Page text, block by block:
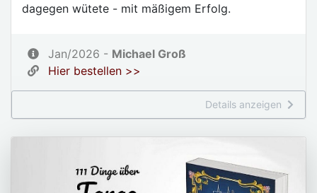
dagegen wütete - mit mäßigem Erfolg.
Jan/2026 - Michael Groß
Hier bestellen >>
Details anzeigen